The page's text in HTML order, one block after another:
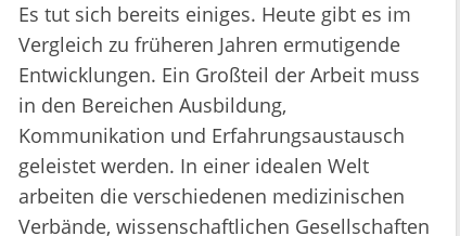
Es tut sich bereits einiges. Heute gibt es im
Vergleich zu früheren Jahren ermutigende
Entwicklungen. Ein Großteil der Arbeit muss
in den Bereichen Ausbildung,
Kommunikation und Erfahrungsaustausch
geleistet werden. In einer idealen Welt
arbeiten die verschiedenen medizinischen
Verbände, wissenschaftlichen Gesellschaften